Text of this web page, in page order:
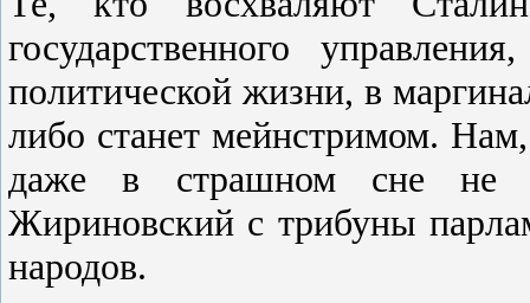
государственного
политической жизни, в
либо станет мейнстримом.
даже в страшном сне не
Жириновский с трибуны
народов.